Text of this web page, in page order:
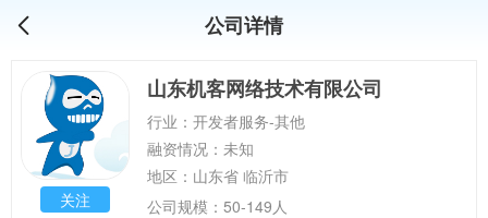
公司详情
关注
山东机客网络技术有限公司
行业：开发者服务-其他
融资情况：未知
地区：山东省 临沂市
公司规模：50-149人